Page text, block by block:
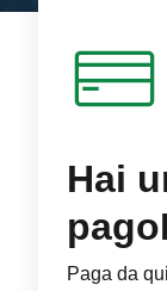
Hai
Paga da